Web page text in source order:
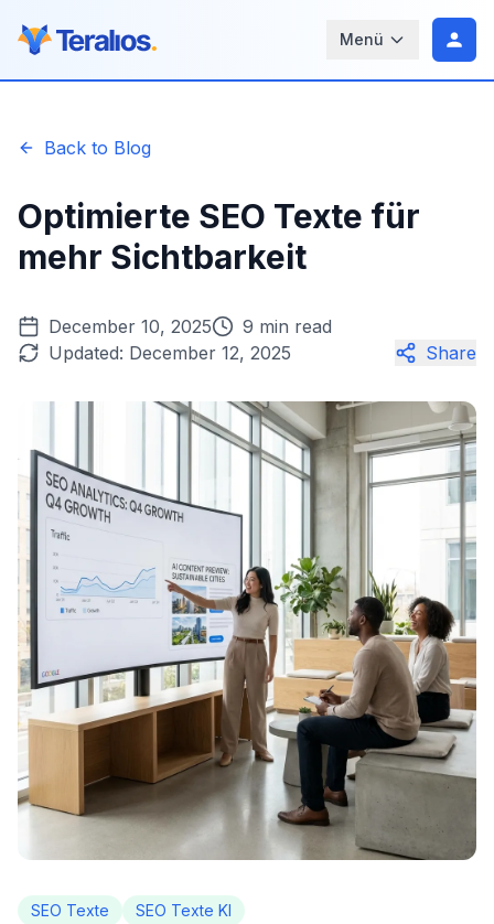
Menü
Back to Blog
Optimierte SEO Texte für
mehr Sichtbarkeit
December 10, 2025
9 min read
Updated: December 12, 2025 Share
SEO Texte SEO Texte KI